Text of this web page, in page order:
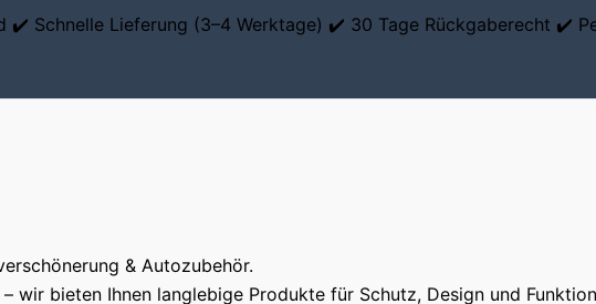
✔️ Schnelle Lieferung (3–4 Werktage) ✔️ 30 Tage Rückgaberecht ✔️
& Autozubehör.
wir bieten Ihnen langlebige Produkte für Schutz, Design und